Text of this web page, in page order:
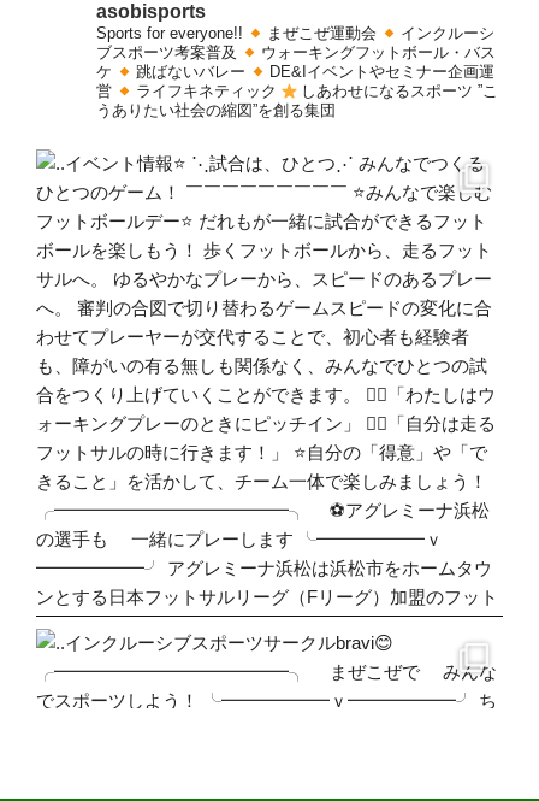
asobisports
Sports for everyone!! まぜこぜ運動会
インクルーシ
ブスポーツ考案普及
ウォーキングフットボール・バス
ケ
跳ばないバレー
DE&Iイベントやセミナー企画運
営
ライフキネティック しあわせになるスポーツ ”こ
うありたい社会の縮図”を創る集団